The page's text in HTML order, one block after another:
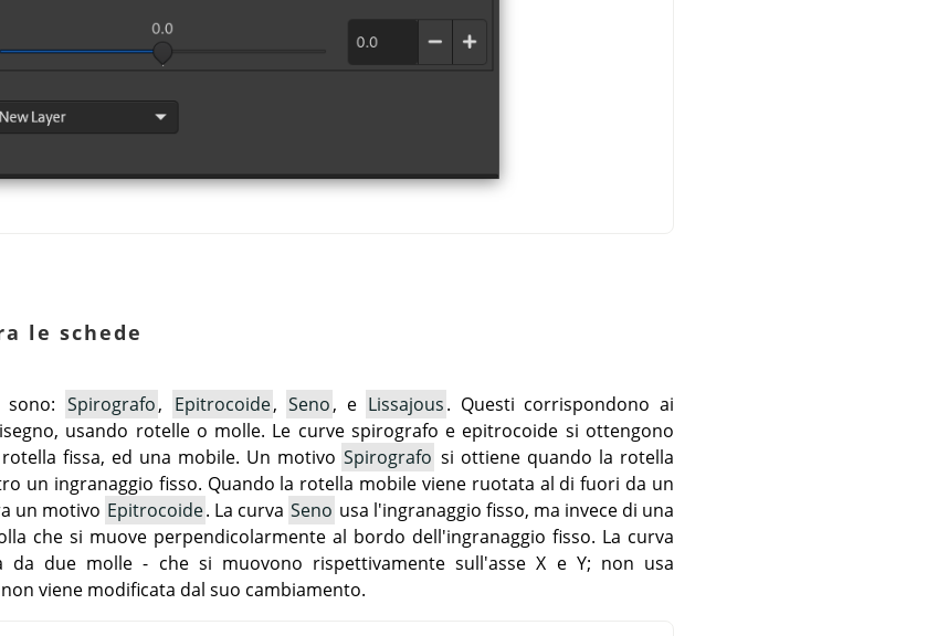
le schede
Spirografo, Epitrocoide, Seno, e Lissajous. Questi corrispondono ai
usando rotelle o molle. Le curve spirografo e epitrocoide si ottengono
fissa, ed una mobile. Un motivo Spirografo si ottiene quando la rotella
un ingranaggio fisso. Quando la rotella mobile viene ruotata al di fuori da un
un motivo Epitrocoide. La curva Seno usa l'ingranaggio fisso, ma invece di una
che si muove perpendicolarmente al bordo dell'ingranaggio fisso. La curva
da due molle - che si muovono rispettivamente sull'asse X e Y; non usa
viene modificata dal suo cambiamento.